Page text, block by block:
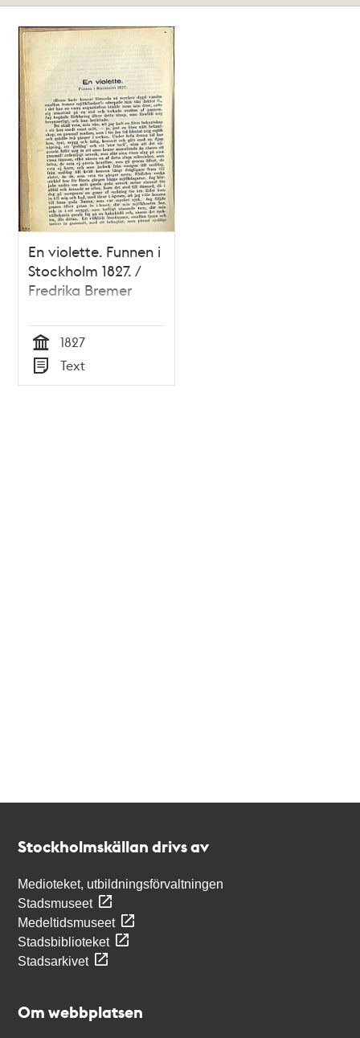
En violette. Funnen i
Stockholm 1827. /
Fredrika Bremer
Tid
1827
Typ
Text
Stockholmskällan drivs av
Medioteket, utbildningsförvaltningen
Stadsmuseet
Medeltidsmuseet
Stadsbiblioteket
Stadsarkivet
Om webbplatsen